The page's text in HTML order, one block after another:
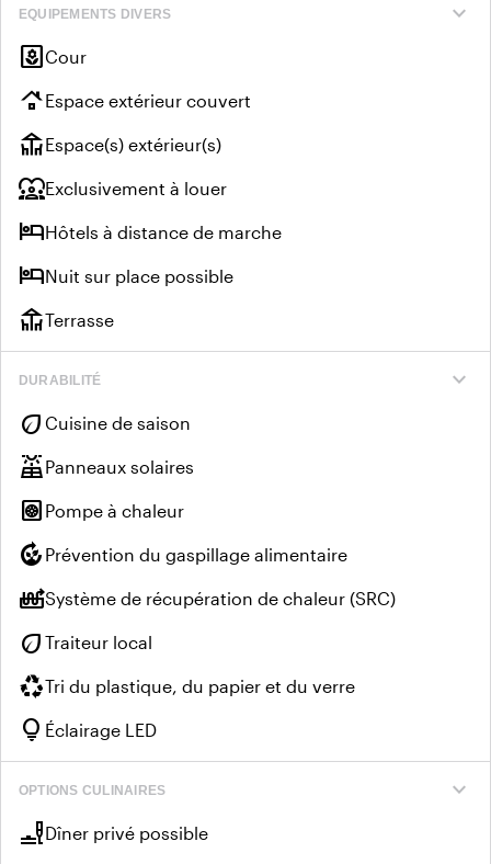
expand_more
EQUIPEMENTS DIVERS
yardCour
roofingEspace extérieur couvert
deckEspace(s) extérieur(s)
diversity_1Exclusivement à louer
hotelHôtels à distance de marche
hotelNuit sur place possible
deckTerrasse
expand_more
DURABILITÉ
eco Cuisine de saison
solar_powerPanneaux solaires
heat_pump Pompe à chaleur
compost Prévention du gaspillage alimentaire
heat_pump_balanceSystème de récupération de chaleur (SRC)
eco Traiteur local
recyclingTri du plastique, du papier et du verre
lightbulb Éclairage LED
expand_more
OPTIONS CULINAIRES
brunch_diningDîner privé possible